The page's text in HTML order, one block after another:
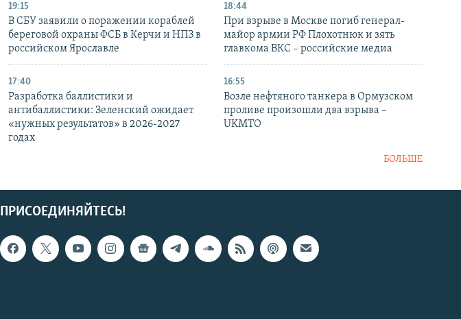
19:15
В СБУ заявили о поражении кораблей
береговой охраны ФСБ в Керчи и НПЗ в
российском Ярославле
18:44
При взрыве в Москве погиб генерал-
майор армии РФ Плохотнюк и зять
главкома ВКС – российские медиа
17:40
Разработка баллистики и
антибаллистики: Зеленский ожидает
«нужных результатов» в 2026-2027
годах
16:55
Возле нефтяного танкера в Ормузском
проливе произошли два взрыва –
UKMTO
БОЛЬШЕ
ПРИСОЕДИНЯЙТЕСЬ!